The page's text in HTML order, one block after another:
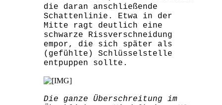
die daran anschließende
Schattenlinie. Etwa in der
Mitte ragt deutlich eine
schwarze Rissverschneidung
empor, die sich später als
(gefühlte) Schlüsselstelle
entpuppen sollte.
Die ganze Überschreitung im